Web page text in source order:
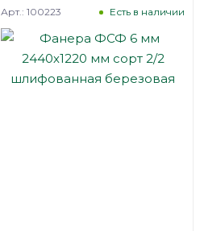
Есть в наличии
Арт.: 100223